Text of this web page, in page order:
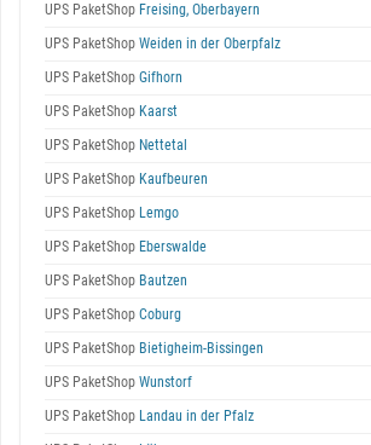
UPS PaketShop Freising, Oberbayern
UPS PaketShop Weiden in der Oberpfalz
UPS PaketShop Gifhorn
UPS PaketShop Kaarst
UPS PaketShop Nettetal
UPS PaketShop Kaufbeuren
UPS PaketShop Lemgo
UPS PaketShop Eberswalde
UPS PaketShop Bautzen
UPS PaketShop Coburg
UPS PaketShop Bietigheim-Bissingen
UPS PaketShop Wunstorf
UPS PaketShop Landau in der Pfalz